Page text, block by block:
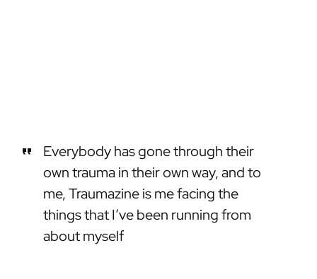
Everybody has gone through their
own trauma in their own way, and to
me, Traumazine is me facing the
things that I’ve been running from
about myself